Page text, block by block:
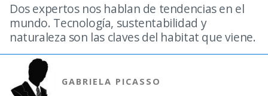
Dos expertos nos hablan de tendencias en el
mundo. Tecnología, sustentabilidad y
naturaleza son las claves del habitat que viene.
GABRIELA PICASSO